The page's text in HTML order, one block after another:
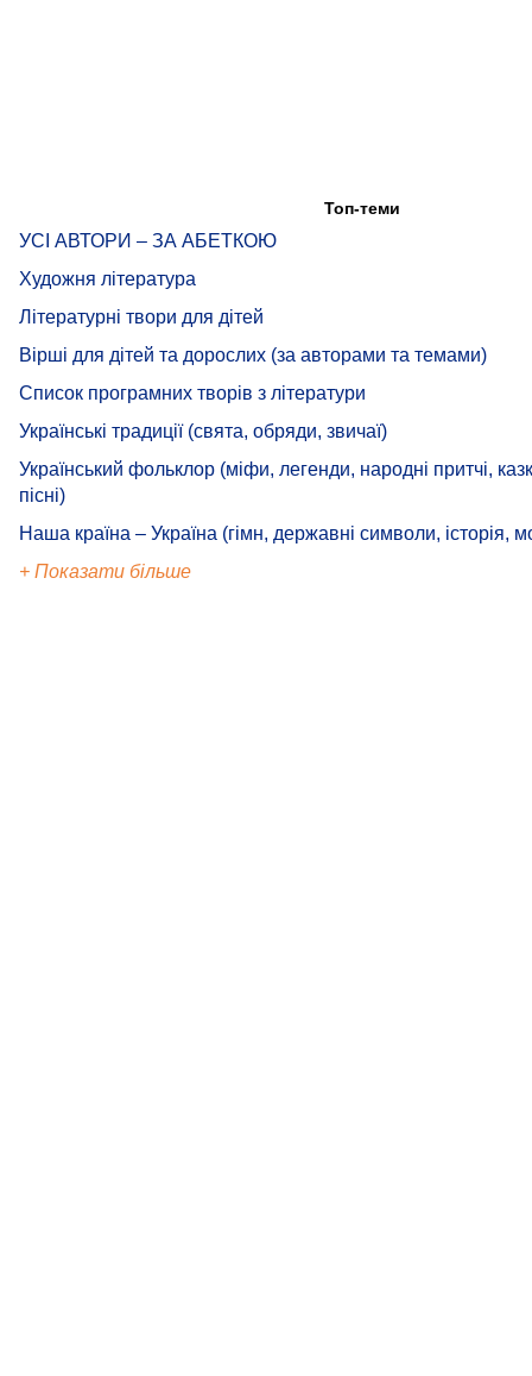
Топ-теми
УСІ АВТОРИ – ЗА АБЕТКОЮ
Художня література
Літературні твори для дітей
Вірші для дітей та дорослих (за авторами та темами)
Список програмних творів з літератури
Українські традиції (свята, обряди, звичаї)
Український фольклор (міфи, легенди, народні притчі,
пісні)
Наша країна – Україна (гімн, державні символи, історія,
+ Показати більше